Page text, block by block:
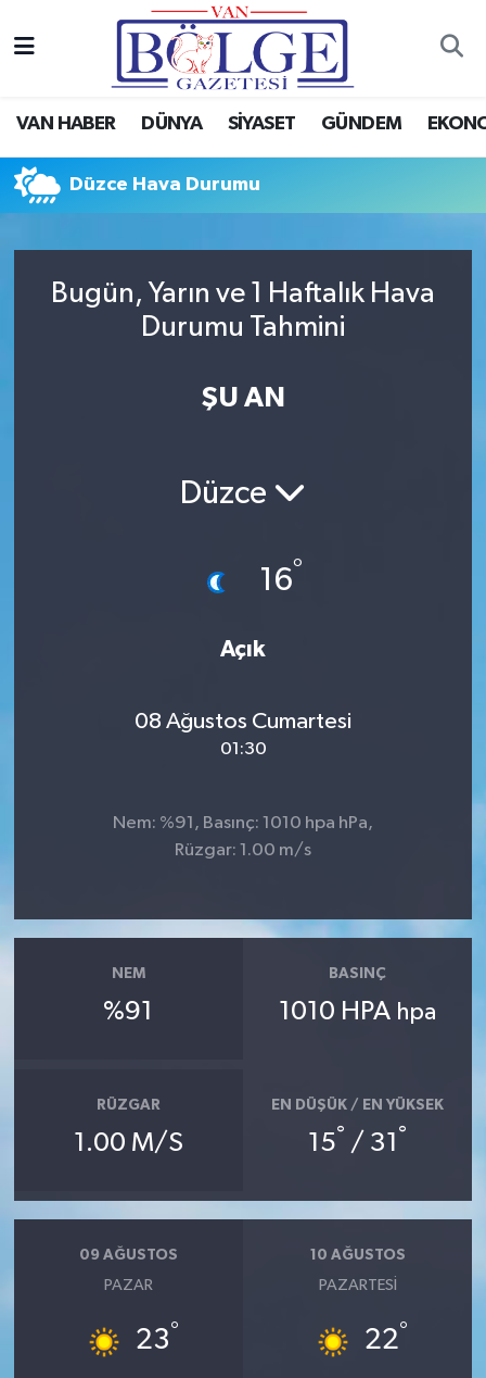
VAN HABER DÜNYA SİYASET GÜNDEM
Düzce Hava Durumu
Bugün, Yarın ve 1 Haftalık Hava
Durumu Tahmini
ŞU AN
Düzce
16°
Açık
08 Ağustos Cumartesi
01:30
Nem: %91, Basınç: 1010 hpa hPa,
Rüzgar: 1.00 m/s
NEM
%91
BASINÇ
1010 HPA hpa
RÜZGAR
1.00 M/S
EN DÜŞÜK / EN YÜKSEK
15° / 31 °
09 AĞUSTOS
PAZAR
23°
10 AĞUSTOS
PAZARTESI
22°
Van Haber
Gündem
Spor
Ekonomi
Hava Durumu
Puan Durumu ve Fikstür
Tüm Manşetler
Son Dakika Haberleri